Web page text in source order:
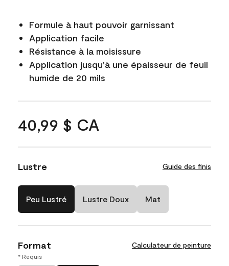
Formule à haut pouvoir garnissant
Application facile
Résistance à la moisissure
Application jusqu'à une épaisseur de feuil
humide de 20 mils
40,99 $ CA
Lustre Guide des finis
Peu Lustré Lustre Doux Mat
Format Calculateur de peinture
* Requis